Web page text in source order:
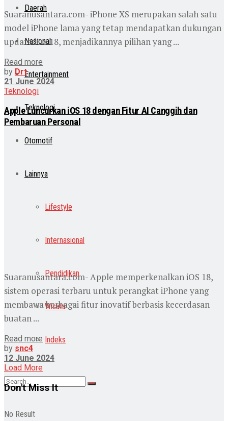
Daerah
Nasional
Entertainment
Teknologi
Otomotif
Lainnya
Lifestyle
Internasional
Pendidikan
Wisata
Indeks
No Result
Suaranusantara.com- iPhone XS merupakan salah satu
model iPhone lama yang tetap mendapatkan dukungan
update iOS 18, menjadikannya pilihan yang ...
Read more
by Drt
21 June 2024
Teknologi
Apple Luncurkan iOS 18 dengan Fitur AI Canggih dan
Pembaruan Personal
Suaranusantara.com- Apple memperkenalkan iOS 18,
sistem operasi terbaru untuk perangkat iPhone yang
membawa berbagai fitur inovatif berbasis kecerdasan
buatan ...
Read more
by snc4
12 June 2024
Load More
Don't Miss It